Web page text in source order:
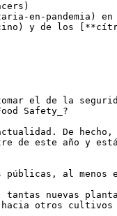
en-pandemia) en
y de los
el de la
Safety_?
De
de este año y
al menos
nuevas
otros cultivos